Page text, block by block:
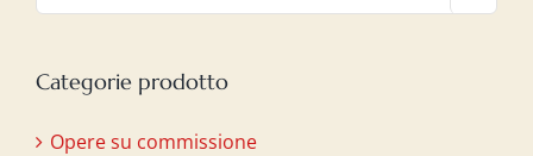
Categorie prodotto
Opere su commissione